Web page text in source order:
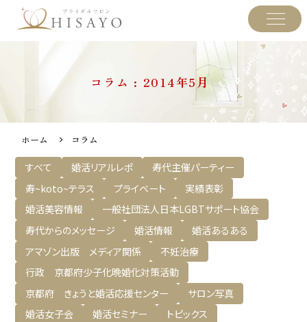
コラム : 2014年5月
ホーム コラム
すべて 婚活リアルレポ
寿代主催パーティー
寿~koto~テラス
プライベート
実績表彰
婚活美容情報
一般社団法人日本LGBTサポート協会
寿代からのメッセージ
婚活情報
婚活あるある
アマゾン出版 メディア関係
不妊治療
行政 京都府少子化晩婚化対策活動
京都府 きょうと婚活応援センター
サロン写真
婚活女子会
婚活セミナー
トピックス